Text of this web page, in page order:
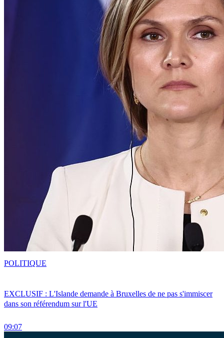
EXCLUSIF : L'Islande demande à Bruxelles de ne pas s'immiscer
dans son référendum sur l'UE
09:07
POLITIQUE